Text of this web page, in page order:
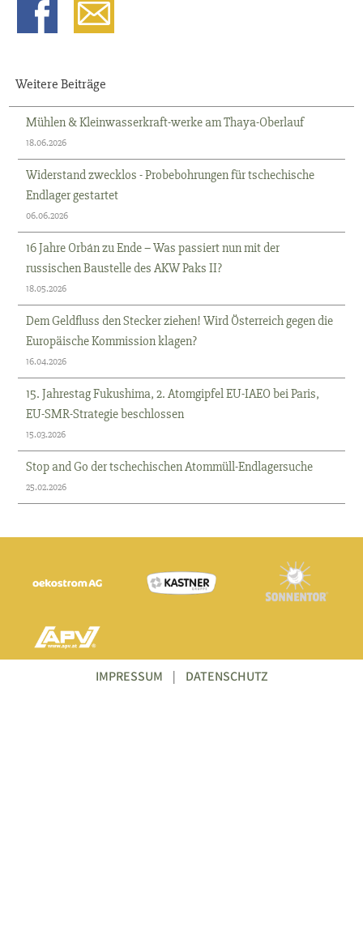
Weitere Beiträge
Mühlen & Kleinwasserkraft-werke am Thaya-Oberlauf
18.06.2026
Widerstand zwecklos - Probebohrungen für tschechische
Endlager gestartet
06.06.2026
16 Jahre Orbán zu Ende – Was passiert nun mit der
russischen Baustelle des AKW Paks II?
18.05.2026
Dem Geldfluss den Stecker ziehen! Wird Österreich gegen die
Europäische Kommission klagen?
16.04.2026
15. Jahrestag Fukushima, 2. Atomgipfel EU-IAEO bei Paris,
EU-SMR-Strategie beschlossen
15.03.2026
Stop and Go der tschechischen Atommüll-Endlagersuche
25.02.2026
IMPRESSUM | DATENSCHUTZ